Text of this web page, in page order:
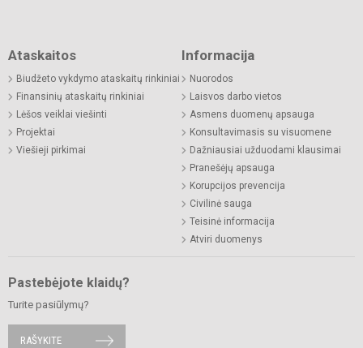
Ataskaitos
Biudžeto vykdymo ataskaitų rinkiniai
Finansinių ataskaitų rinkiniai
Lėšos veiklai viešinti
Projektai
Viešieji pirkimai
Informacija
Nuorodos
Laisvos darbo vietos
Asmens duomenų apsauga
Konsultavimasis su visuomene
Dažniausiai užduodami klausimai
Pranešėjų apsauga
Korupcijos prevencija
Civilinė sauga
Teisinė informacija
Atviri duomenys
Pastebėjote klaidų?
Turite pasiūlymų?
RAŠYKITE